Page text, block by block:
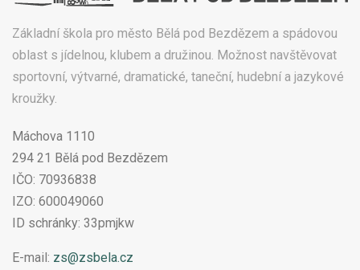
Základní škola pro město Bělá pod Bezdězem a spádovou
oblast s jídelnou, klubem a družinou. Možnost navštěvovat
sportovní, výtvarné, dramatické, taneční, hudební a jazykové
kroužky.
Máchova 1110
294 21 Bělá pod Bezdězem
IČO: 70936838
IZO: 600049060
ID schránky: 33pmjkw
E-mail: zs@zsbela.cz